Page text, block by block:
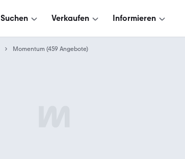
Suchen Verkaufen Informieren
Momentum (459 Angebote)